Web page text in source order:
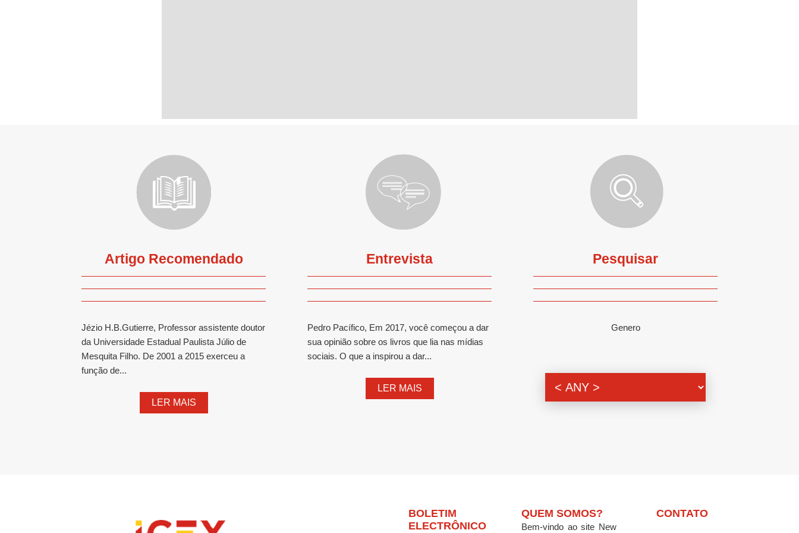
Artigo Recomendado
Jézio H.B.Gutierre, Professor assistente doutor
da Universidade Estadual Paulista Júlio de
Mesquita Filho. De 2001 a 2015 exerceu a
função de...
LER MAIS
Entrevista
Pedro Pacífico, Em 2017, você começou a dar
sua opinião sobre os livros que lia nas mídias
sociais. O que a inspirou a dar...
LER MAIS
Pesquisar
Genero
BOLETIM
ELECTRÔNICO
QUEM SOMOS?
Bem-vindo ao site New
CONTATO